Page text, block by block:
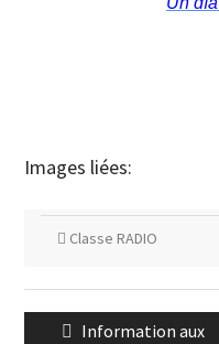
Images liées:
Classe RADIO
Navigation
Previous
Information aux